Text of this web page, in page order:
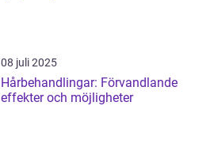
08 juli 2025
Hårbehandlingar: Förvandlande
effekter och möjligheter